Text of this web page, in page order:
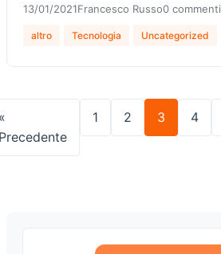
13/01/2021Francesco Russo0 commenti
altro Tecnologia Uncategorized
1 2 3 4